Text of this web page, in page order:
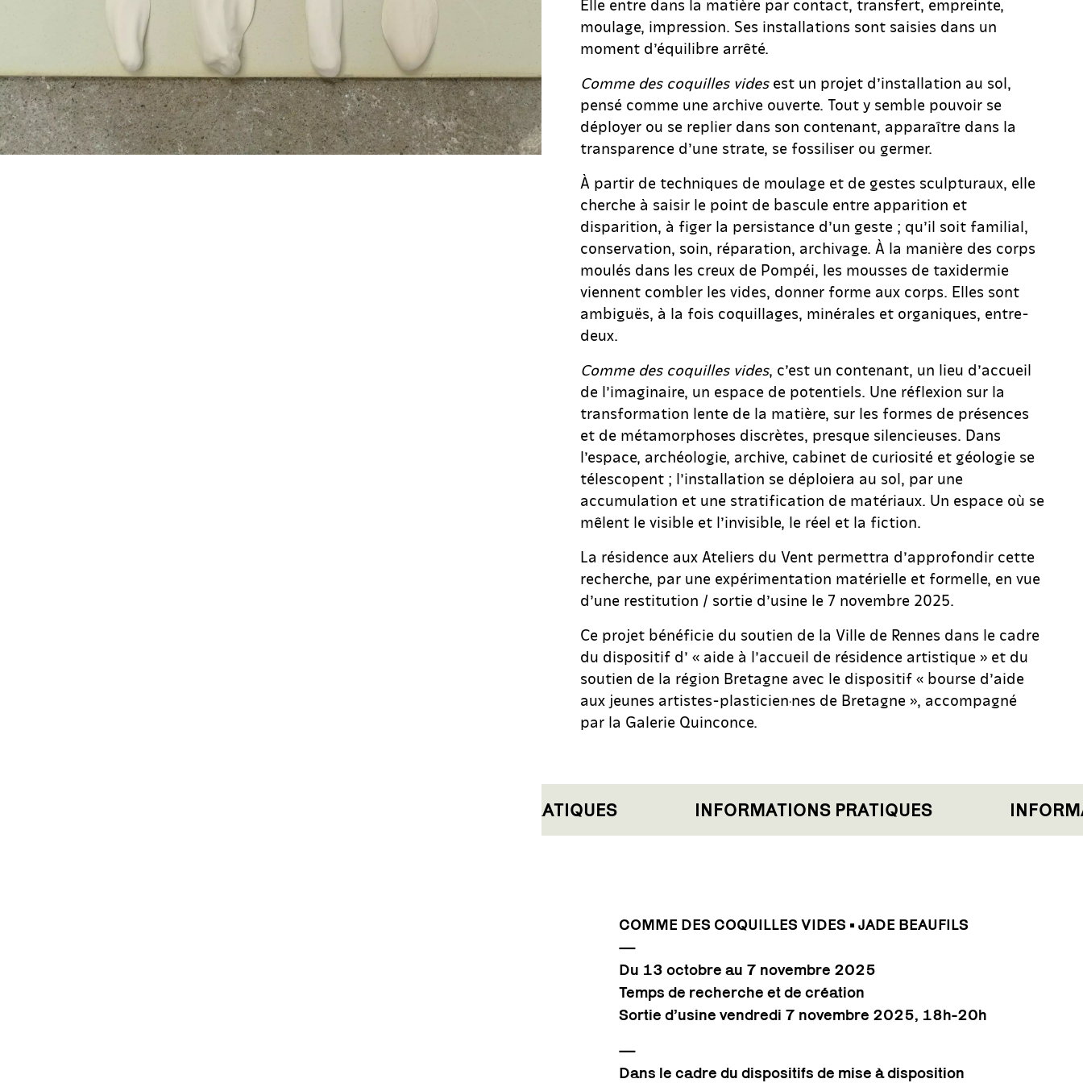
Elle entre dans la matière par contact, transfert, empreinte,
moulage, impression. Ses installations sont saisies dans un
moment d’équilibre arrêté.
Comme des coquilles videsest un projet d’installation au sol,
pensé comme une archive ouverte. Tout y semble pouvoir se
déployer ou se replier dans son contenant, apparaître dans la
transparence d’une strate, se fossiliser ou germer.
À partir de techniques de moulage et de gestes sculpturaux, elle
cherche à saisir le point de bascule entre apparition et
disparition, à figer la persistance d’un geste ; qu’il soit familial,
conservation, soin, réparation, archivage. À la manière des corps
moulés dans les creux de Pompéi, les mousses de taxidermie
viennent combler les vides, donner forme aux corps. Elles sont
ambiguës, à la fois coquillages, minérales et organiques, entre-
deux.
Comme des coquilles vides, c’est un contenant, un lieu d’accueil
de l’imaginaire, un espace de potentiels. Une réflexion sur la
transformation lente de la matière, sur les formes de présences
et de métamorphoses discrètes, presque silencieuses. Dans
l’espace, archéologie, archive, cabinet de curiosité et géologie se
télescopent ; l’installation se déploiera au sol, par une
accumulation et une stratification de matériaux. Un espace où se
mêlent le visible et l’invisible, le réel et la fiction.
La résidence aux Ateliers du Vent permettra d’approfondir cette
recherche, par une expérimentation matérielle et formelle, en vue
d’une restitution / sortie d’usine le 7 novembre 2025.
Ce projet bénéficie du soutien de la Ville de Rennes dans le cadre
du dispositif d’ « aide à l’accueil de résidence artistique » et du
soutien de la région Bretagne avec le dispositif « bourse d’aide
aux jeunes artistes-plasticien·nes de Bretagne », accompagné
par la Galerie Quinconce.
INFORMATIONS PRATIQUES INFORMATIONS PRATIQUES
COMME DES COQUILLES VIDES • JADE BEAUFILS
—
Du 13 octobre au 7 novembre 2025
Temps de recherche et de création
Sortie d’usine vendredi 7 novembre 2025, 18h-20h
—
Dans le cadre du dispositifs de mise à disposition